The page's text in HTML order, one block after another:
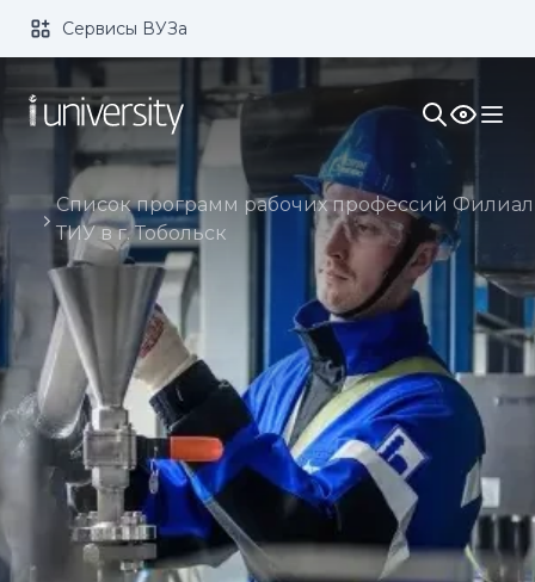
Размер шрифта: Цвет:
Изображения: Кернинг: 2x 3x
Озвучивание:
Сервисы ВУЗа
Список программ рабочих профессий Филиал
ТИУ в г. Тобольск